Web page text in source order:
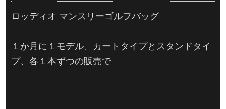
ロッディオ マンスリーゴルフバッグ
１か月に１モデル、カートタイプとスタンドタイ
プ、各１本ずつの販売で